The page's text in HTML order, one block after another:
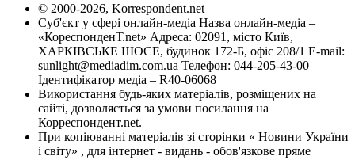
© 2000-2026, Korrespondent.net
Суб'єкт у сфері онлайн-медіа Назва онлайн-медіа –
«КореспонденТ.net» Адреса: 02091, місто Київ,
ХАРКІВСЬКЕ ШОСЕ, будинок 172-Б, офіс 208/1 E-mail:
sunlight@mediadim.com.ua Телефон: 044-205-43-00
Ідентифікатор медіа – R40-06068
Використання будь-яких матеріалів, розміщених на
сайті, дозволяється за умови посилання на
Корреспондент.net.
При копіюванні матеріалів зі сторінки « Новини України
і світу» , для інтернет - видань - обов'язкове пряме